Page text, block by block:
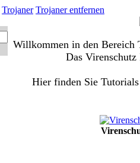
Trojaner Trojaner entfernen
Willkommen in den Bereich
Das
Hier finden Sie